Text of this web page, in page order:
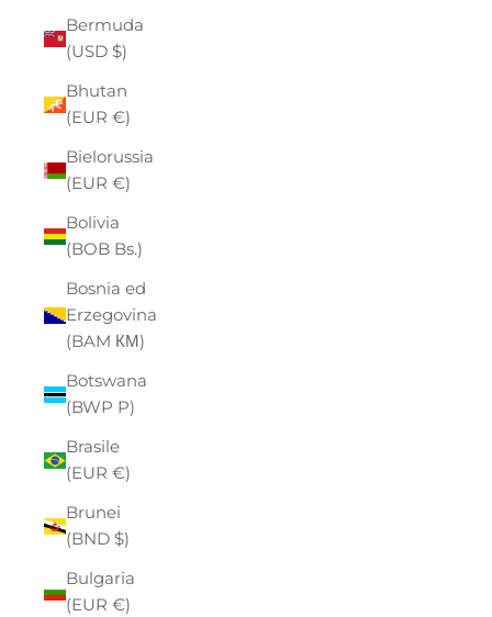
Bermuda
(USD $)
Bhutan
(EUR €)
Bielorussia
(EUR €)
Bolivia
(BOB Bs.)
Bosnia ed
Erzegovina
(BAM КМ)
Botswana
(BWP P)
Brasile
(EUR €)
Brunei
(BND $)
Bulgaria
(EUR €)